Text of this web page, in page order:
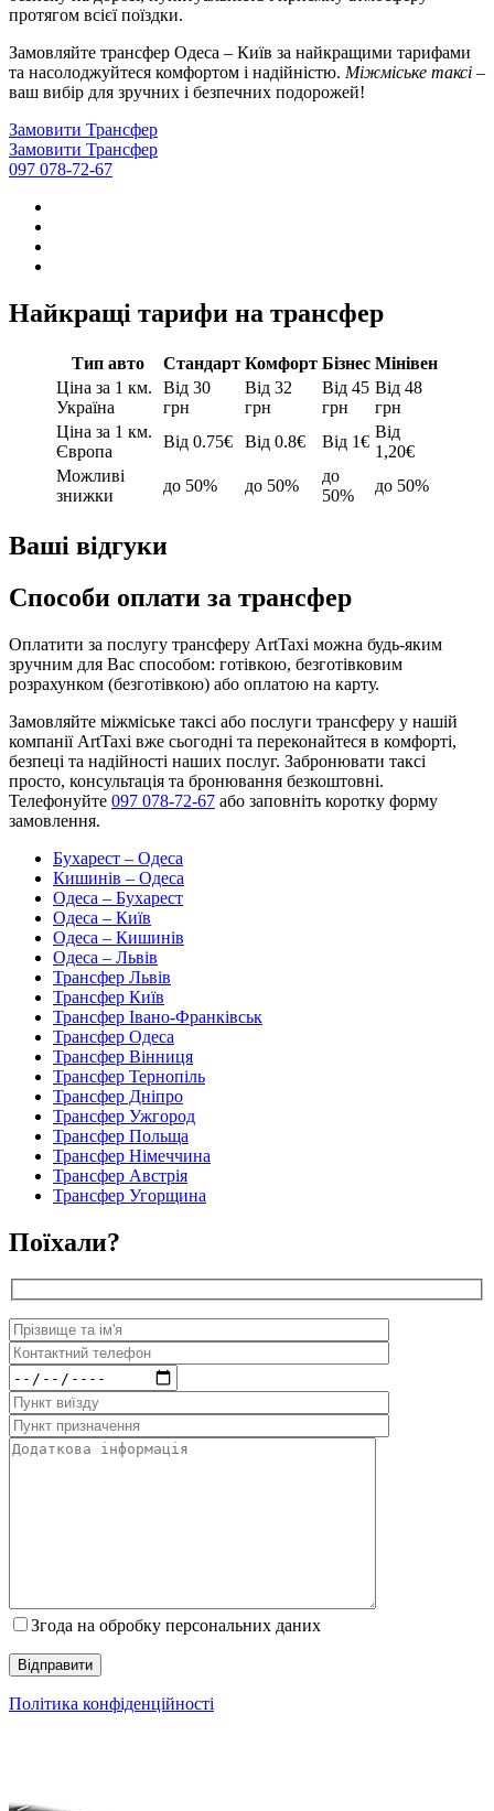
протягом всієї поїздки.
Замовляйте трансфер Одеса – Київ за найкращими тарифами
та насолоджуйтеся комфортом і надійністю. Міжміське таксі –
ваш вибір для зручних і безпечних подорожей!
Замовити Трансфер
Замовити Трансфер
097 078-72-67
Найкращі тарифи на трансфер
Тип авто Стандарт Комфорт Бізнес Мінівен
Ціна за 1 км.
Україна
Від 30
грн
Від 32
грн
Від 45
грн
Від 48
грн
Ціна за 1 км.
Європа
Від 0.75€ Від 0.8€ Від 1€
Від
1,20€
Можливі
знижки
до 50% до 50%
до
50%
до 50%
Ваші відгуки
Способи оплати за трансфер
Оплатити за послугу трансферу ArtTaxi можна будь-яким
зручним для Вас способом: готівкою, безготівковим
розрахунком (безготівкою) або оплатою на карту.
Замовляйте міжміське таксі або послуги трансферу у нашій
компанії ArtTaxi вже сьогодні та переконайтеся в комфорті,
безпеці та надійності наших послуг. Забронювати таксі
просто, консультація та бронювання безкоштовні.
Телефонуйте 097 078-72-67 або заповніть коротку форму
замовлення.
Бухарест – Одеса
Кишинів – Одеса
Одеса – Бухарест
Одеса – Київ
Одеса – Кишинів
Одеса – Львів
Трансфер Львів
Трансфер Київ
Трансфер Івано-Франківськ
Трансфер Одеса
Трансфер Вінниця
Трансфер Тернопіль
Трансфер Дніпро
Трансфер Ужгород
Трансфер Польща
Трансфер Німеччина
Трансфер Австрія
Трансфер Угорщина
Поїхали?
Згода на обробку персональних даних
Політика конфіденційності